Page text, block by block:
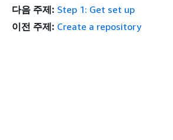
다음 주제: Step 1: Get set up
이전 주제: Create a repository